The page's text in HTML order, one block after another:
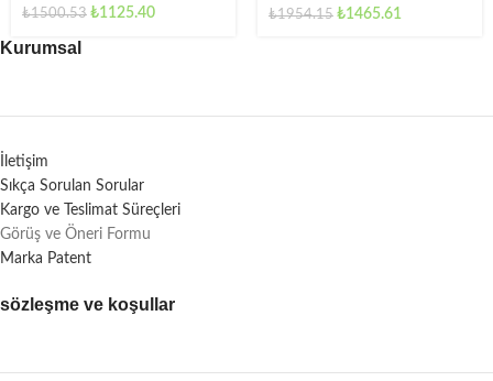
₺1500.53 ₺1125.40 ₺1954.15 ₺1465.61
Kurumsal
İletişim
Sıkça Sorulan Sorular
Kargo ve Teslimat Süreçleri
Görüş ve Öneri Formu
Marka Patent
sözleşme ve koşullar